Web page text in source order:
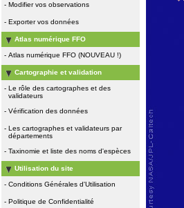
- Modifier vos observations
- Exporter vos données
Atlas numérique FFO
- Atlas numérique FFO (NOUVEAU !)
Cartographie et validation
- Le rôle des cartographes et des
validateurs
- Vérification des données
- Les cartographes et validateurs par
départements
- Taxinomie et liste des noms d'espèces
Utilisation du site
- Conditions Générales d'Utilisation
- Politique de Confidentialité